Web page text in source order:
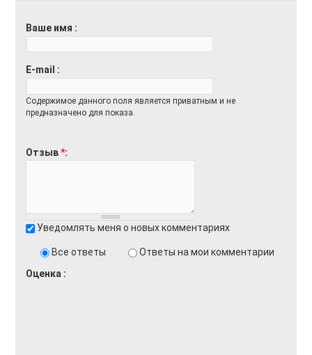
Ваше имя
E-mail
Содержимое данного поля является приватным и не
предназначено для показа.
Отзыв*
Уведомлять меня о новых комментариях
Все ответы
Ответы на мои комментарии
Оценка